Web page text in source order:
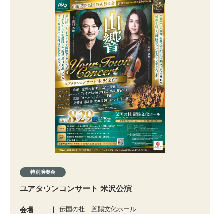
特別演奏会
ユアタウンコンサート 米沢公演
会場 伝国の杜 置賜文化ホール